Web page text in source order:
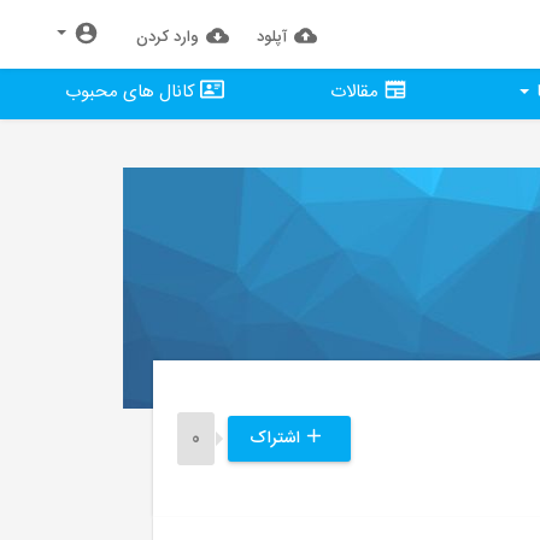
آپلود وارد كردن
مقالات کانال های محبوب
اشتراک 0